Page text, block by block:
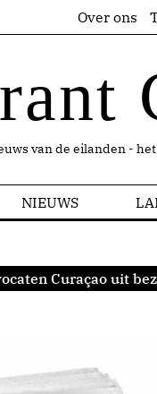
Over ons
van de eilanden -
NIEUWS
Curaçao uit